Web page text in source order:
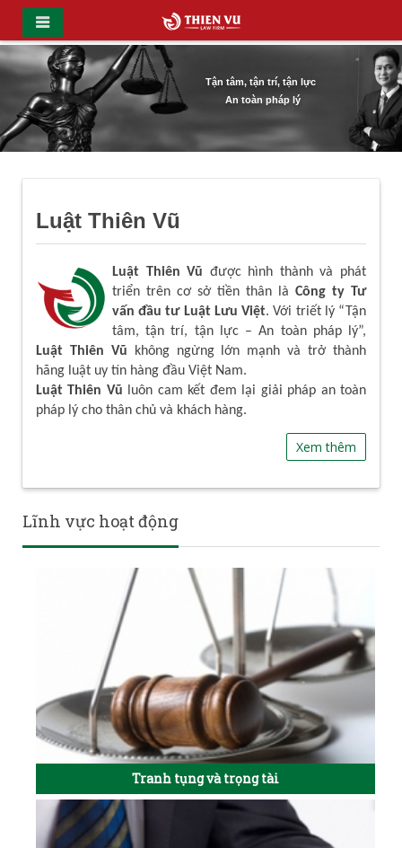
Tận tâm, tận trí, tận lực
An toàn pháp lý
Luật Thiên Vũ
Luật Thiên Vũ được hình thành và phát
triển trên cơ sở tiền thân là Công ty Tư
vấn đầu tư Luật Lưu Việt. Với triết lý “Tận
tâm, tận trí, tận lực – An toàn pháp lý”,
Luật Thiên Vũ không ngừng lớn mạnh và trở thành
hãng luật uy tín hàng đầu Việt Nam.
Luật Thiên Vũ luôn cam kết đem lại giải pháp an toàn
pháp lý cho thân chủ và khách hàng.
Xem thêm
Lĩnh vực hoạt động
Tranh tụng và trọng tài